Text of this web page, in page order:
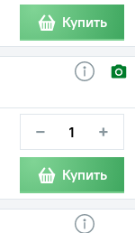
Купить
− +
Купить